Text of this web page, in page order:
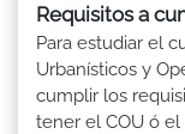
Requisitos a
Para estudiar el
Urbanísticos y
cumplir los
tener el COU ó